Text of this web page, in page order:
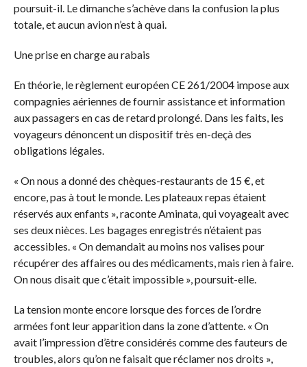
poursuit-il. Le dimanche s’achève dans la confusion la plus
totale, et aucun avion n’est à quai.
Une prise en charge au rabais
En théorie, le règlement européen CE 261/2004 impose aux
compagnies aériennes de fournir assistance et information
aux passagers en cas de retard prolongé. Dans les faits, les
voyageurs dénoncent un dispositif très en-deçà des
obligations légales.
« On nous a donné des chèques-restaurants de 15 €, et
encore, pas à tout le monde. Les plateaux repas étaient
réservés aux enfants », raconte Aminata, qui voyageait avec
ses deux nièces. Les bagages enregistrés n’étaient pas
accessibles. « On demandait au moins nos valises pour
récupérer des affaires ou des médicaments, mais rien à faire.
On nous disait que c’était impossible », poursuit-elle.
La tension monte encore lorsque des forces de l’ordre
armées font leur apparition dans la zone d’attente. « On
avait l’impression d’être considérés comme des fauteurs de
troubles, alors qu’on ne faisait que réclamer nos droits »,